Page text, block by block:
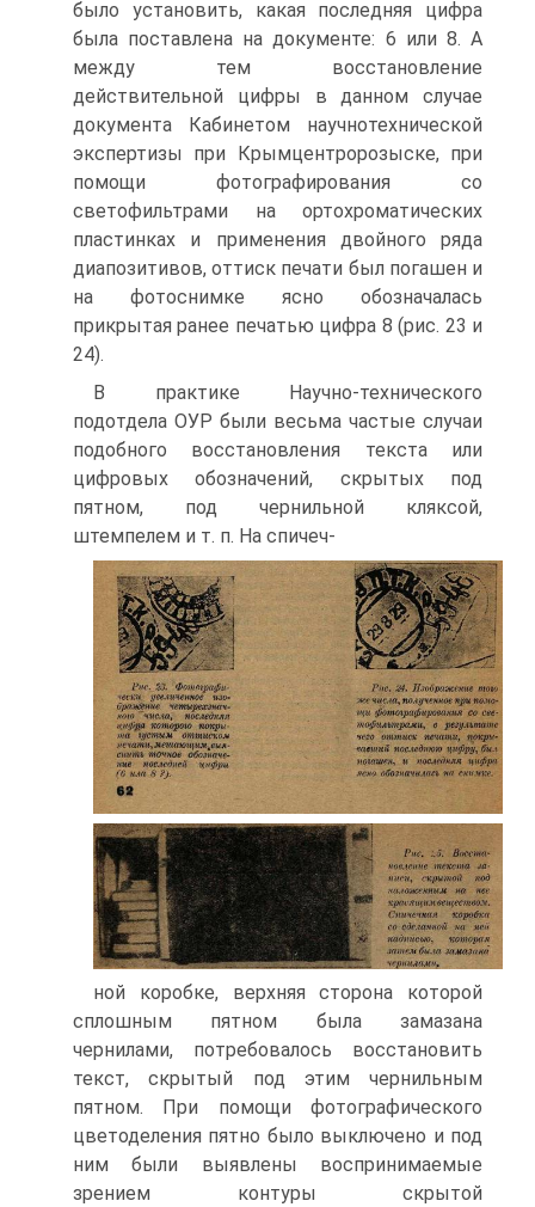
было установить, какая последняя цифра
была поставлена на документе: 6 или 8. А
между тем восстановление
действительной цифры в данном случае
документа Кабинетом научнотехнической
экспертизы при Крымцентророзыске, при
помощи фотографирования со
светофильтрами на ортохроматических
пластинках и применения двойного ряда
диапозитивов, оттиск печати был погашен и
на фотоснимке ясно обозначалась
прикрытая ранее печатью цифра 8 (рис. 23 и
24).
В практике Научно-технического
подотдела ОУР были весьма частые случаи
подобного восстановления текста или
цифровых обозначений, скрытых под
пятном, под чернильной кляксой,
штемпелем и т. п. На спичеч-
ной коробке, верхняя сторона которой
сплошным пятном была замазана
чернилами, потребовалось восстановить
текст, скрытый под этим чернильным
пятном. При помощи фотографического
цветоделения пятно было выключено и под
ним были выявлены воспринимаемые
зрением контуры скрытой